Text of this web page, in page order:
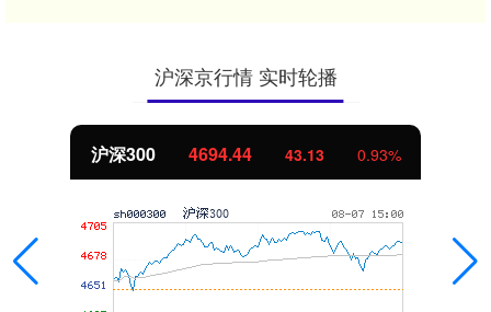
沪深京行情 实时轮播
北证50 1134.24 11.37 1.01%